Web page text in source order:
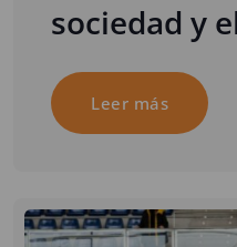
sociedad y
Leer más